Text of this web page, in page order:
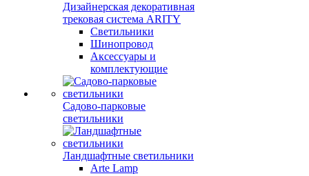
Дизайнерская декоративная
трековая система ARITY
Светильники
Шинопровод
Аксессуары и
комплектующие
Садово-парковые
светильники
Ландшафтные светильники
Arte Lamp